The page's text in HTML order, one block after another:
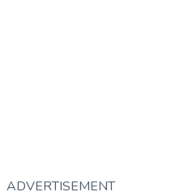
ADVERTISEMENT